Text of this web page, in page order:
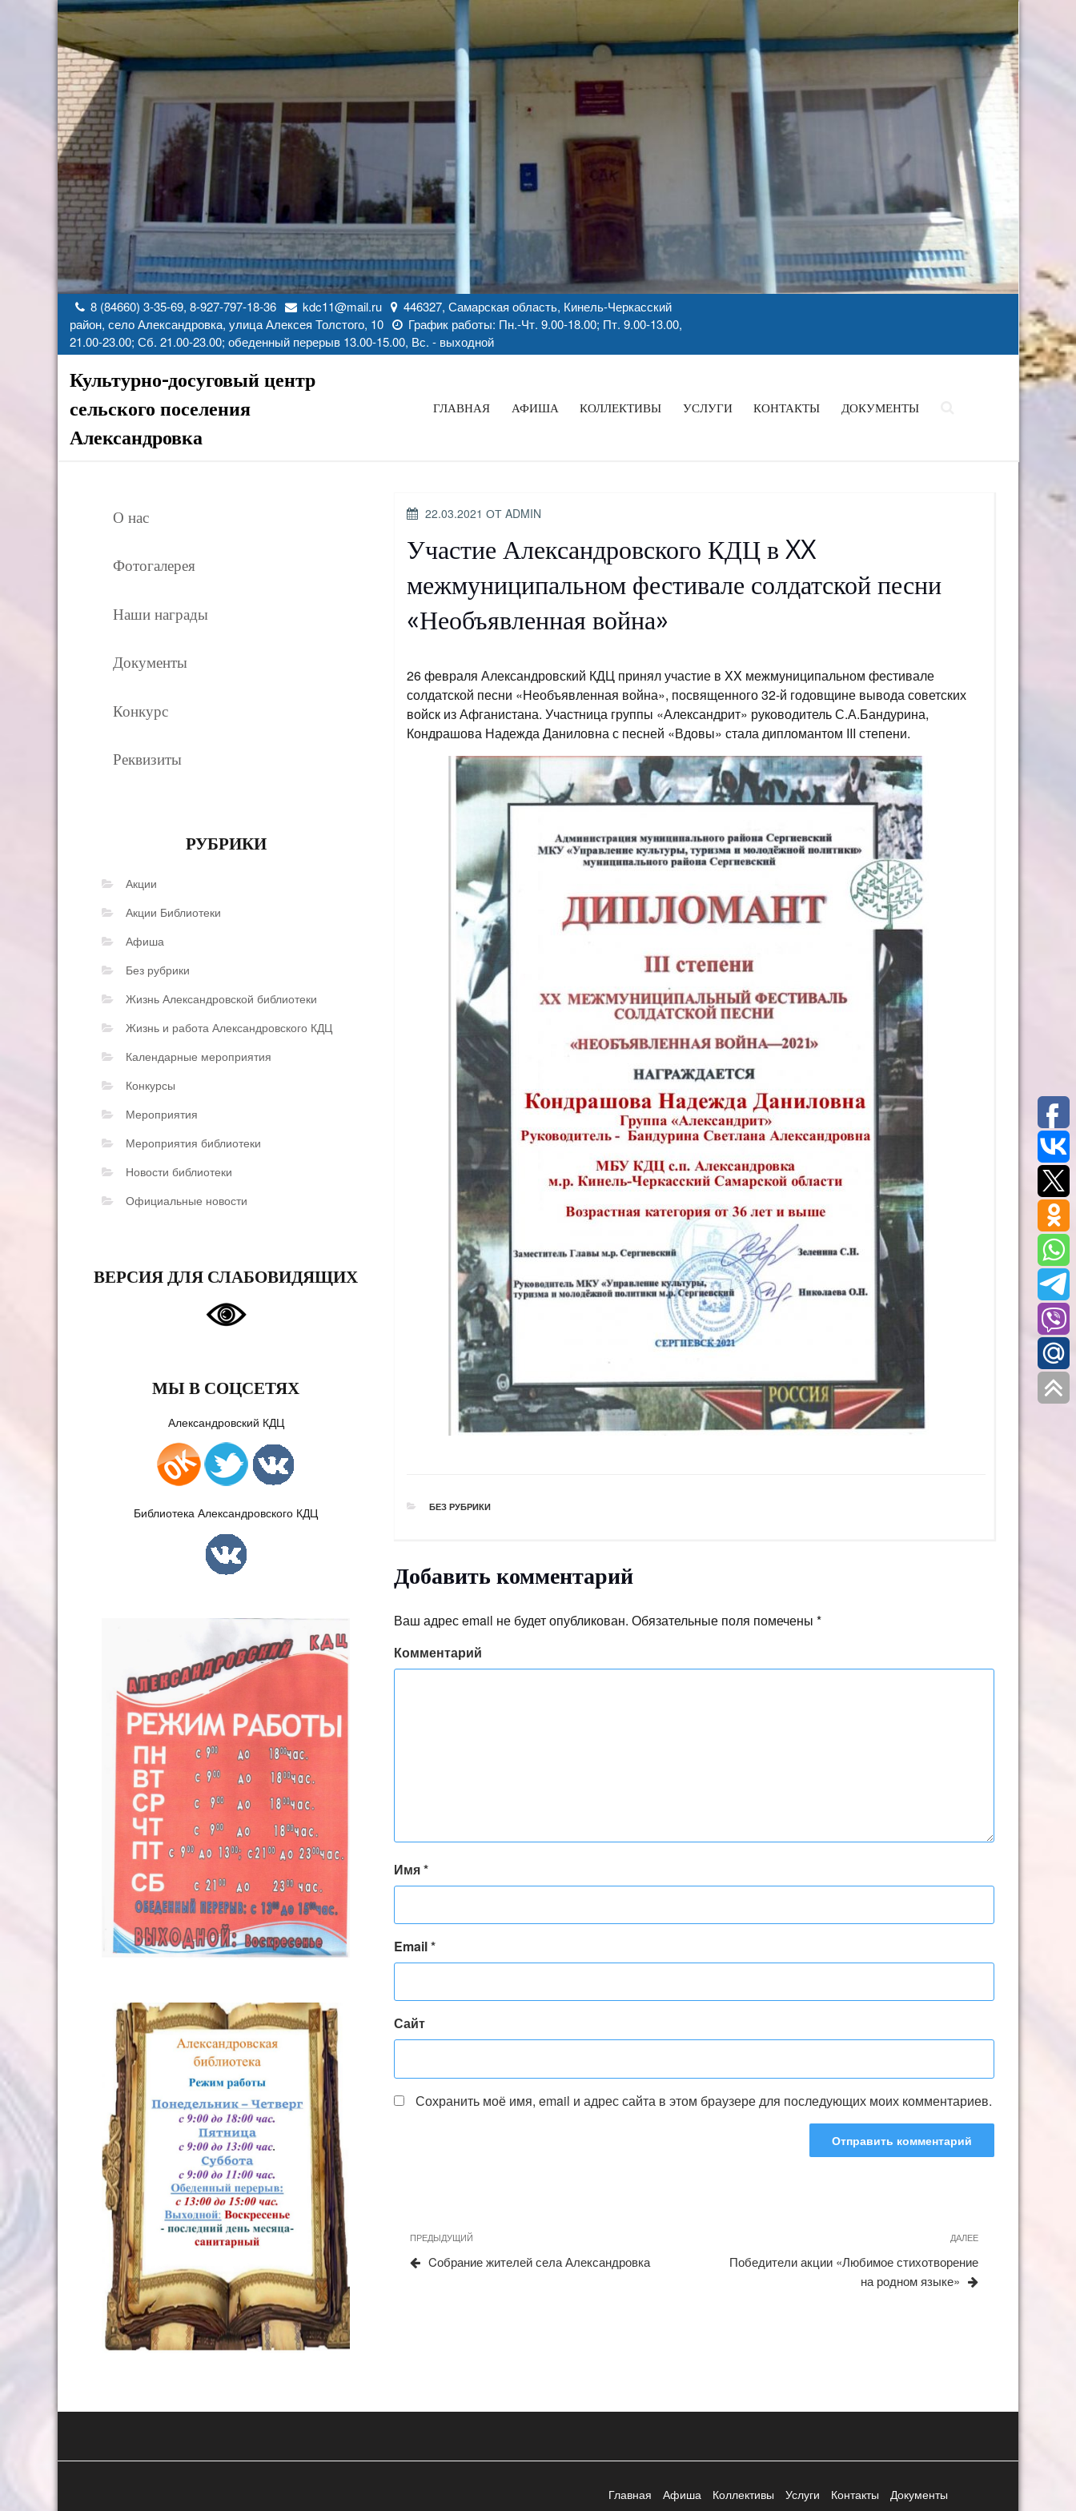
содержимому
8 (84660) 3-35-69, 8-927-797-18-36 kdc11@mail.ru
446327, Самарская область, Кинель-Черкасский
район, село Александровка, улица Алексея Толстого, 10
График работы: Пн.-Чт. 9.00-18.00; Пт. 9.00-13.00,
21.00-23.00; Сб. 21.00-23.00; обеденный перерыв 13.00-15.00, Вс. - выходной
Культурно-досуговый центр
сельского поселения
Александровка
ГЛАВНАЯ АФИША КОЛЛЕКТИВЫ УСЛУГИ КОНТАКТЫ ДОКУМЕНТЫ
О нас
Фотогалерея
Наши награды
Документы
Конкурс
Реквизиты
РУБРИКИ
Акции
Акции Библиотеки
Афиша
Без рубрики
Жизнь Александровской библиотеки
Жизнь и работа Александровского КДЦ
Календарные мероприятия
Конкурсы
Мероприятия
Мероприятия библиотеки
Новости библиотеки
Официальные новости
ВЕРСИЯ ДЛЯ СЛАБОВИДЯЩИХ
МЫ В СОЦСЕТЯХ
Александровский КДЦ
Библиотека Александровского КДЦ
ОПУБЛИКОВАНО
22.03.2021 ОТ ADMIN
Участие Александровского КДЦ в XX
межмуниципальном фестивале солдатской песни
«Необъявленная война»
26 февраля Александровский КДЦ принял участие в XX межмуниципальном фестивале
солдатской песни «Необъявленная война», посвященного 32-й годовщине вывода советских
войск из Афганистана. Участница группы «Александрит» руководитель С.А.Бандурина,
Кондрашова Надежда Даниловна с песней «Вдовы» стала дипломантом III степени.
РУБРИКИ
БЕЗ РУБРИКИ
Добавить комментарий
Ваш адрес email не будет опубликован. Обязательные поля помечены *
Комментарий
Имя*
Email*
Сайт
Сохранить моё имя, email и адрес сайта в этом браузере для последующих моих комментариев.
Навигация
по
Предыдущая
запись
ПРЕДЫДУЩИЙ
Cобрание жителей села Александровка
ДАЛЕЕ
Победители акции «Любимое стихотворение
на родном языке»
Главная Афиша Коллективы Услуги Контакты Документы